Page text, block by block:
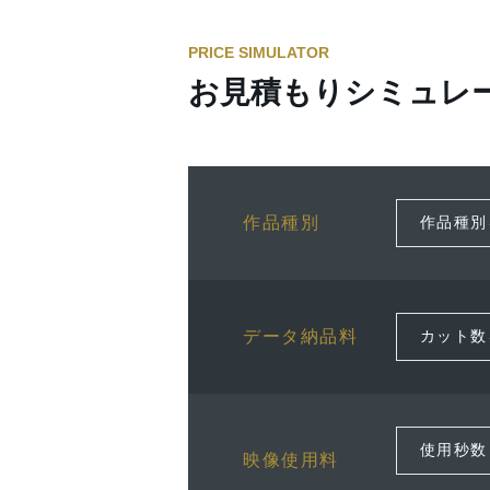
PRICE SIMULATOR
お見積もりシミュレ
作品種別
データ納品料
映像使用料